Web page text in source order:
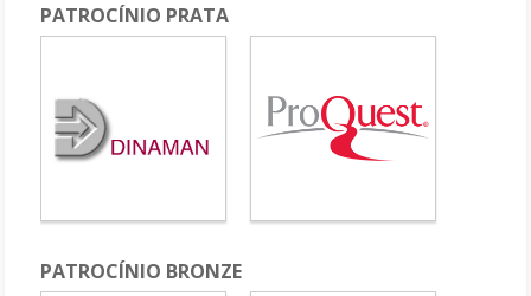
PATROCÍNIO PRATA
PATROCÍNIO BRONZE